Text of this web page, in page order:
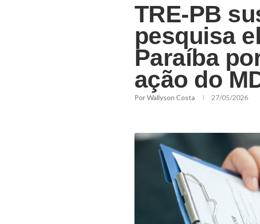
TRE-PB
pesquisa
Paraíba
ação do
PorWallyson Costa 27/05/2026